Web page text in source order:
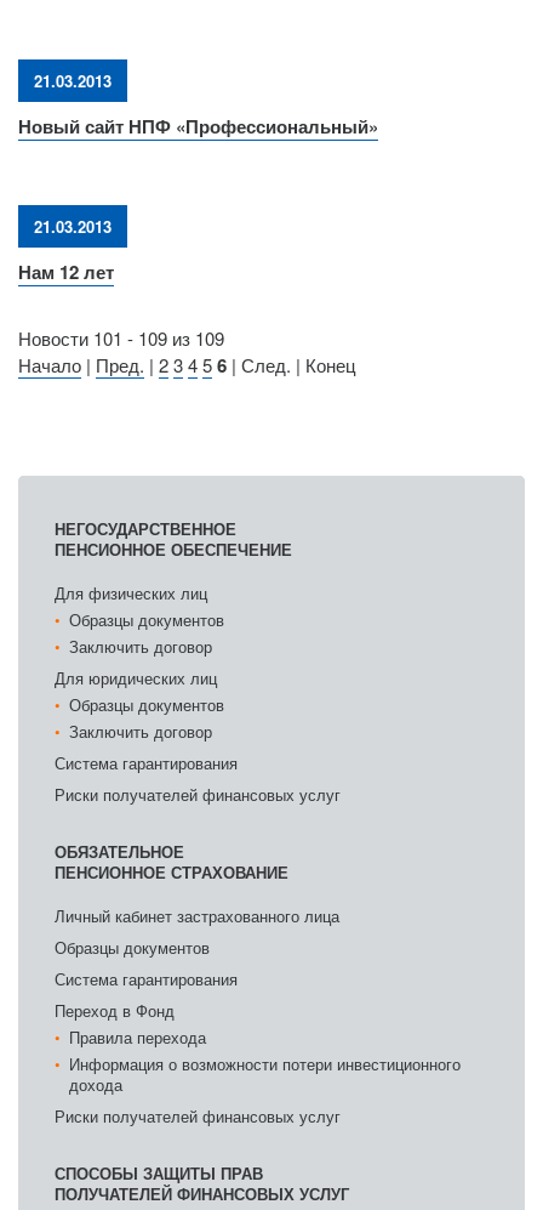
21.03.2013
Новый сайт НПФ «Профессиональный»
21.03.2013
Нам 12 лет
Новости 101 - 109 из 109
Начало | Пред. | 23456 | След. | Конец
НЕГОСУДАРСТВЕННОЕ
ПЕНСИОННОЕ ОБЕСПЕЧЕНИЕ
Для физических лиц
Образцы документов
Заключить договор
Для юридических лиц
Образцы документов
Заключить договор
Система гарантирования
Риски получателей финансовых услуг
ОБЯЗАТЕЛЬНОЕ
ПЕНСИОННОЕ СТРАХОВАНИЕ
Личный кабинет застрахованного лица
Образцы документов
Система гарантирования
Переход в Фонд
Правила перехода
Информация о возможности потери инвестиционного
дохода
Риски получателей финансовых услуг
СПОСОБЫ ЗАЩИТЫ ПРАВ
ПОЛУЧАТЕЛЕЙ ФИНАНСОВЫХ УСЛУГ